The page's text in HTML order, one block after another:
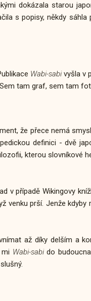
dokázala starou
s popisy, někdy sáhla
Wabi-sabivyšla v
tam graf, sem tam
že přece nemá
definici - dvě
kterou slovníkové
v případě Wikingovy
venku prší. Jenže
až díky delším a
Wabi-sabido